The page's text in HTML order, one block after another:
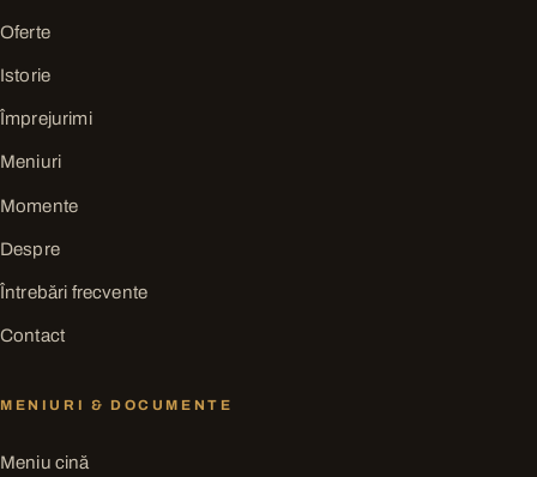
Oferte
Istorie
Împrejurimi
Meniuri
Momente
Despre
Întrebări frecvente
Contact
MENIURI & DOCUMENTE
Meniu cină